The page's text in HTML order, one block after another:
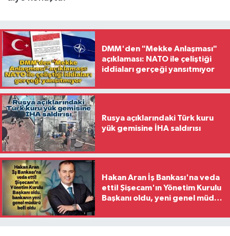
DMM'den "Mekke Anlaşması"
açıklaması: NATO ile çeliştiği
iddiaları gerçeği yansıtmıyor
Rusya açıklarındaki Türk kuru
yük gemisine İHA saldırısı
Hakan Aran İş Bankası'na veda
etti! Şişecam'ın Yönetim Kurulu
Başkanı oldu, yeni genel müdür